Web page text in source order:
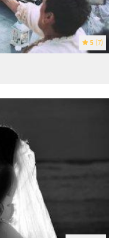
5 (7)